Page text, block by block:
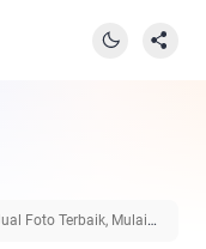
Foto Terbaik, Mulai